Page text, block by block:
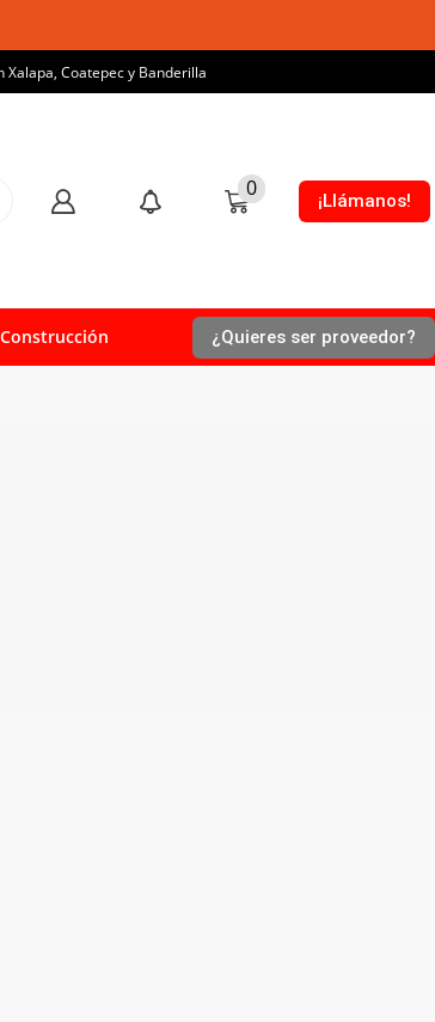
Xalapa, Coatepec y Banderilla
0 ¡Llámanos!
Construcción ¿Quieres ser proveedor?